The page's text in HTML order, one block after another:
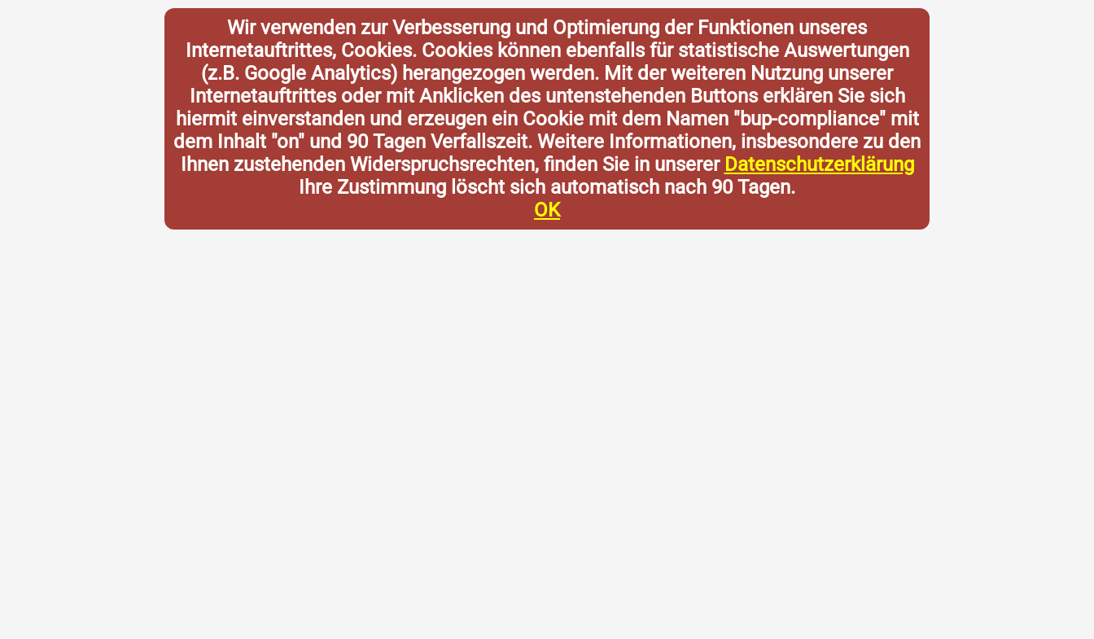
Wir verwenden zur Verbesserung und Optimierung der Funktionen unseres
Internetauftrittes, Cookies. Cookies können ebenfalls für statistische Auswertungen
(z.B. Google Analytics) herangezogen werden. Mit der weiteren Nutzung unserer
Internetauftrittes oder mit Anklicken des untenstehenden Buttons erklären Sie sich
hiermit einverstanden und erzeugen ein Cookie mit dem Namen "bup-compliance" mit
dem Inhalt "on" und 90 Tagen Verfallszeit. Weitere Informationen, insbesondere zu den
Ihnen zustehenden Widerspruchsrechten, finden Sie in unserer Datenschutzerklärung
Ihre Zustimmung löscht sich automatisch nach 90 Tagen.
OK